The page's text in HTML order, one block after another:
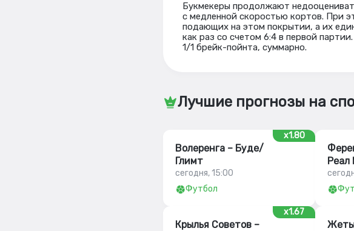
Букмекеры продолжают
с медленной скоростью кортов. При
подающих на этом покрытии, а их
как раз со счетом 6:4 в первой
1/1 брейк-пойнта, суммарно.
Лучшие прогнозы на
x1.80
Волеренга – Буде/
Глимт
сегодня, 15:00
Футбол
Реал
x1.67
Крылья Советов –